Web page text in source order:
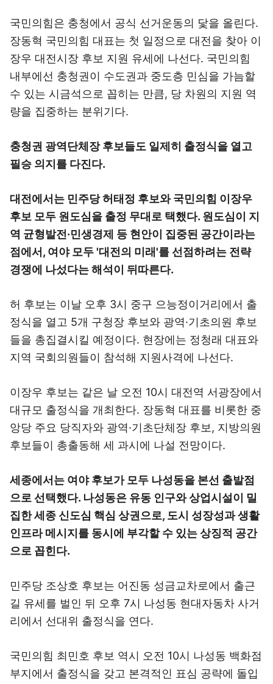
국민의힘은 충청에서 공식 선거운동의 닻을 올린다.
장동혁 국민의힘 대표는 첫 일정으로 대전을 찾아 이
장우 대전시장 후보 지원 유세에 나선다. 국민의힘
내부에선 충청권이 수도권과 중도층 민심을 가늠할
수 있는 시금석으로 꼽히는 만큼, 당 차원의 지원 역
량을 집중하는 분위기다.
충청권 광역단체장 후보들도 일제히 출정식을 열고
필승 의지를 다진다.
대전에서는 민주당 허태정 후보와 국민의힘 이장우
후보 모두 원도심을 출정 무대로 택했다. 원도심이 지
역 균형발전·민생경제 등 현안이 집중된 공간이라는
점에서, 여야 모두 '대전의 미래'를 선점하려는 전략
경쟁에 나섰다는 해석이 뒤따른다.
허 후보는 이날 오후 3시 중구 으능정이거리에서 출
정식을 열고 5개 구청장 후보와 광역·기초의원 후보
들을 총집결시킬 예정이다. 현장에는 정청래 대표와
지역 국회의원들이 참석해 지원사격에 나선다.
이장우 후보는 같은 날 오전 10시 대전역 서광장에서
대규모 출정식을 개최한다. 장동혁 대표를 비롯한 중
앙당 주요 당직자와 광역·기초단체장 후보, 지방의원
후보들이 총출동해 세 과시에 나설 전망이다.
세종에서는 여야 후보가 모두 나성동을 본선 출발점
으로 선택했다. 나성동은 유동 인구와 상업시설이 밀
집한 세종 신도심 핵심 상권으로, 도시 성장성과 생활
인프라 메시지를 동시에 부각할 수 있는 상징적 공간
으로 꼽힌다.
민주당 조상호 후보는 어진동 성금교차로에서 출근
길 유세를 벌인 뒤 오후 7시 나성동 현대자동차 사거
리에서 선대위 출정식을 연다.
국민의힘 최민호 후보 역시 오전 10시 나성동 백화점
부지에서 출정식을 갖고 본격적인 표심 공략에 돌입